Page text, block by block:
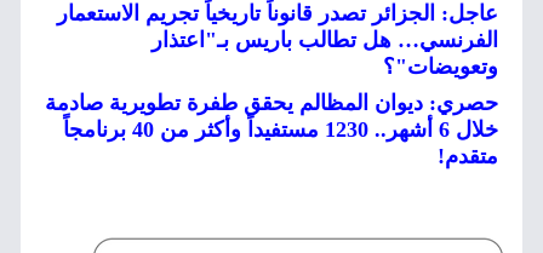
عاجل: الجزائر تصدر قانوناً تاريخياً تجريم الاستعمار
الفرنسي… هل تطالب باريس بـ"اعتذار
وتعويضات"؟
حصري: ديوان المظالم يحقق طفرة تطويرية صادمة
خلال 6 أشهر.. 1230 مستفيداً وأكثر من 40 برنامجاً
متقدم!